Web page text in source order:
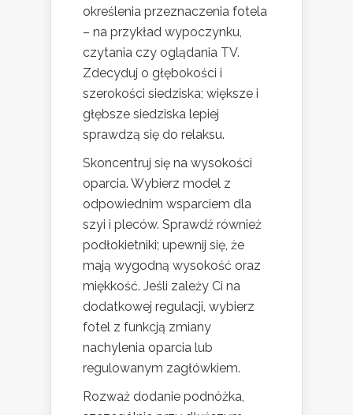
określenia przeznaczenia fotela
– na przykład wypoczynku,
czytania czy oglądania TV.
Zdecyduj o głębokości i
szerokości siedziska; większe i
głębsze siedziska lepiej
sprawdzą się do relaksu.
Skoncentruj się na wysokości
oparcia. Wybierz model z
odpowiednim wsparciem dla
szyi i pleców. Sprawdź również
podłokietniki; upewnij się, że
mają wygodną wysokość oraz
miękkość. Jeśli zależy Ci na
dodatkowej regulacji, wybierz
fotel z funkcją zmiany
nachylenia oparcia lub
regulowanym zagłówkiem.
Rozważ dodanie podnóżka,